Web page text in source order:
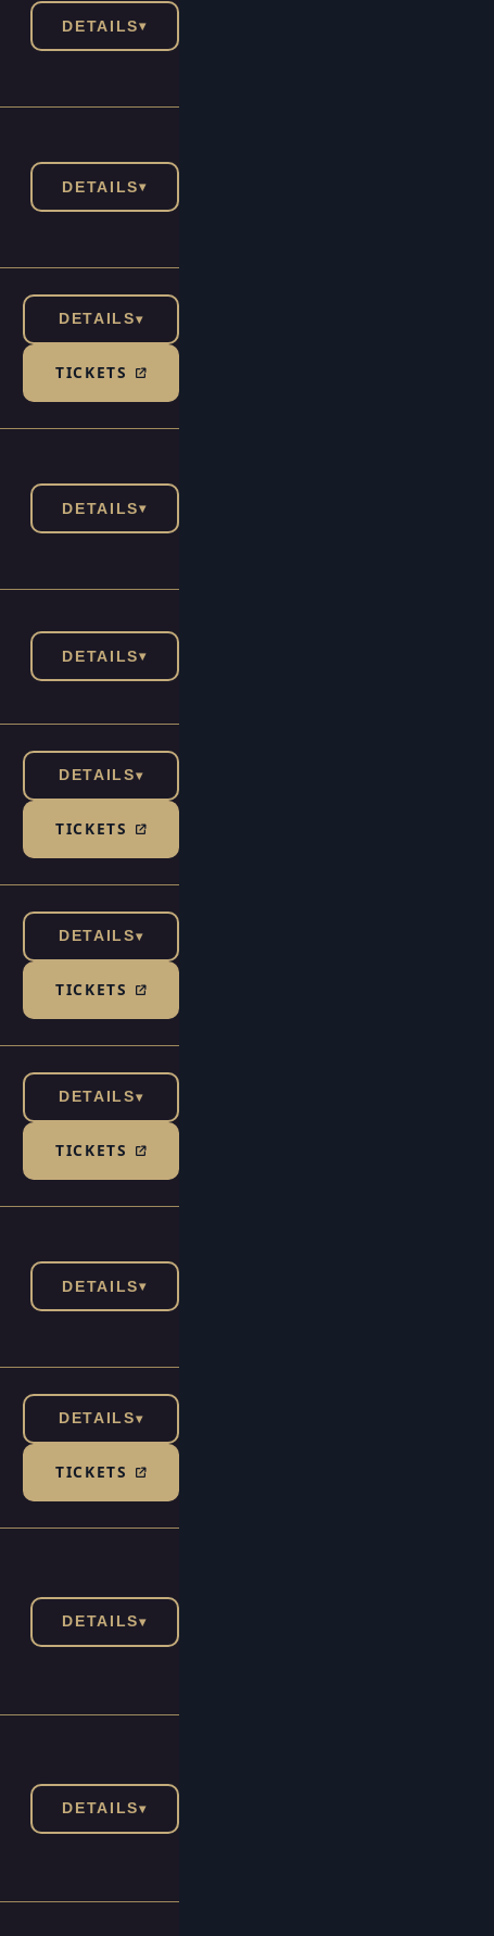
DETAILS▾
DETAILS▾
DETAILS▾
TICKETS(TICKETSHOP, ÖFFNET IN NEUEM TAB)
DETAILS▾
DETAILS▾
DETAILS▾
TICKETS(TICKETSHOP, ÖFFNET IN NEUEM TAB)
DETAILS▾
TICKETS(TICKETSHOP, ÖFFNET IN NEUEM TAB)
DETAILS▾
TICKETS(TICKETSHOP, ÖFFNET IN NEUEM TAB)
DETAILS▾
DETAILS▾
TICKETS(TICKETSHOP, ÖFFNET IN NEUEM TAB)
DETAILS▾
DETAILS▾